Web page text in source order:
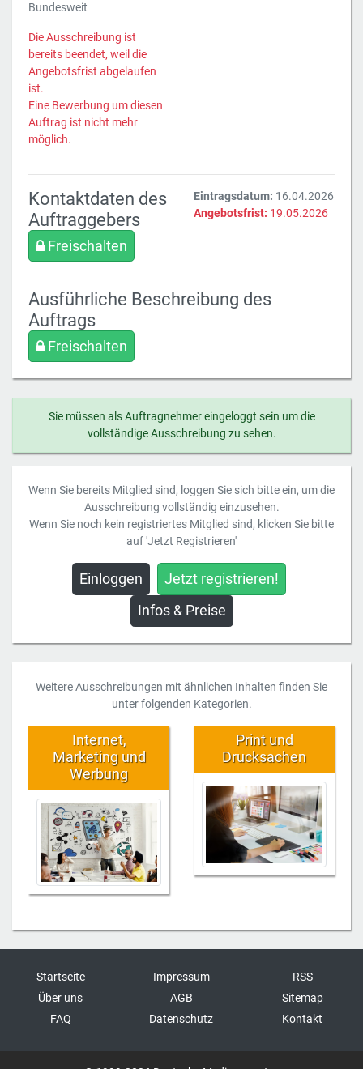
Bundesweit
Die Ausschreibung ist
bereits beendet, weil die
Angebotsfrist abgelaufen
ist.
Eine Bewerbung um diesen
Auftrag ist nicht mehr
möglich.
Kontaktdaten des
Auftraggebers
Freischalten
Eintragsdatum: 16.04.2026
Angebotsfrist: 19.05.2026
Ausführliche Beschreibung des
Auftrags
Freischalten
Sie müssen als Auftragnehmer eingeloggt sein um die
vollständige Ausschreibung zu sehen.
Wenn Sie bereits Mitglied sind, loggen Sie sich bitte ein, um die
Ausschreibung vollständig einzusehen.
Wenn Sie noch kein registriertes Mitglied sind, klicken Sie bitte
auf 'Jetzt Registrieren'
Einloggen
Jetzt registrieren!
Infos & Preise
Weitere Ausschreibungen mit ähnlichen Inhalten finden Sie
unter folgenden Kategorien.
Internet,
Marketing und
Werbung
Print und
Drucksachen
Startseite
Über uns
FAQ
Impressum
AGB
Datenschutz
RSS
Sitemap
Kontakt